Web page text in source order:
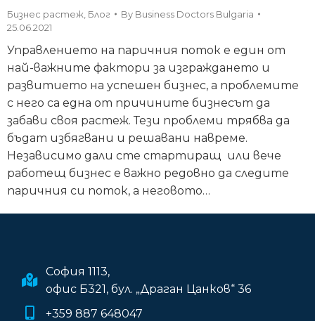
Бизнес растеж Блог By Business Doctors Bulgaria
25.06.2021
Управлението на паричния поток е един от
най-важните фактори за изграждането и
развитието на успешен бизнес, а проблемите
с него са една от причините бизнесът да
забави своя растеж. Тези проблеми трябва да
бъдат избягвани и решавани навреме.
Независимо дали сте стартиращ или вече
работещ бизнес е важно редовно да следите
паричния си поток, а неговото…
София 1113,
офис Б321, бул. „Драган Цанков“ 36
+359 887 648047